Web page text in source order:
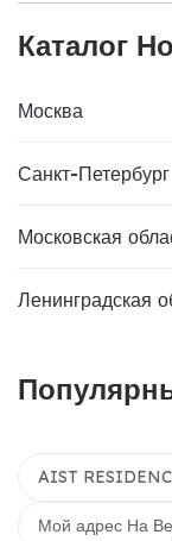
Каталог
Москва
Санкт-Петербург
Московская
Ленинградская
AIST
Мой адрес На